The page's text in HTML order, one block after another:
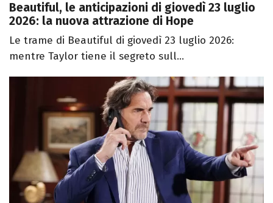
Beautiful, le anticipazioni di giovedì 23 luglio
2026: la nuova attrazione di Hope
Le trame di Beautiful di giovedì 23 luglio 2026:
mentre Taylor tiene il segreto sull...